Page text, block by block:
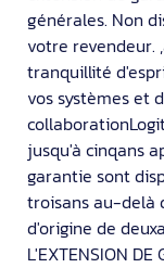
générales. Non
votre revendeur.
tranquillité
vos systèmes et
jusqu'à cinqans
garantie sont
troisans au-delà
d'origine de
L'EXTENSION DE